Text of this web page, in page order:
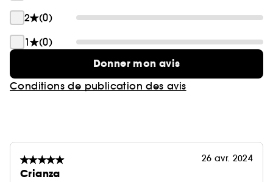
2
(0)
1
(0)
Donner mon avis
Conditions de publication des avis
26 avr. 2024
Crianza